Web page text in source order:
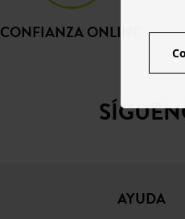
CONFIANZA ONLINE
AYUDA